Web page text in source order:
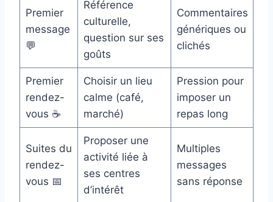
Premier
message
💬
Référence
culturelle,
question sur ses
goûts
Commentaires
génériques ou
clichés
Premier
rendez-
vous ☕
Choisir un lieu
calme (café,
marché)
Pression pour
imposer un
repas long
Suites du
rendez-
vous 📅
Proposer une
activité liée à
ses centres
d’intérêt
Multiples
messages
sans réponse